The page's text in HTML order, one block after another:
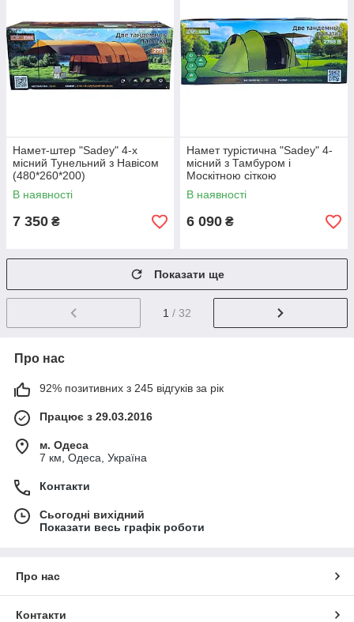
Намет-штер "Sadey" 4-х
місний Тунельний з Навісом
(480*260*200)
В наявності
7 350 ₴
Намет турістична "Sadey" 4-
місний з Тамбуром і
Москітною сіткою
(450*220*180)
В наявності
6 090 ₴
Показати ще
1 / 32
Про нас
92% позитивних з 245 відгуків за рік
Працює з 29.03.2016
м. Одеса
7 км, Одеса, Україна
Контакти
Сьогодні вихідний
Показати весь графік роботи
Про нас
Контакти